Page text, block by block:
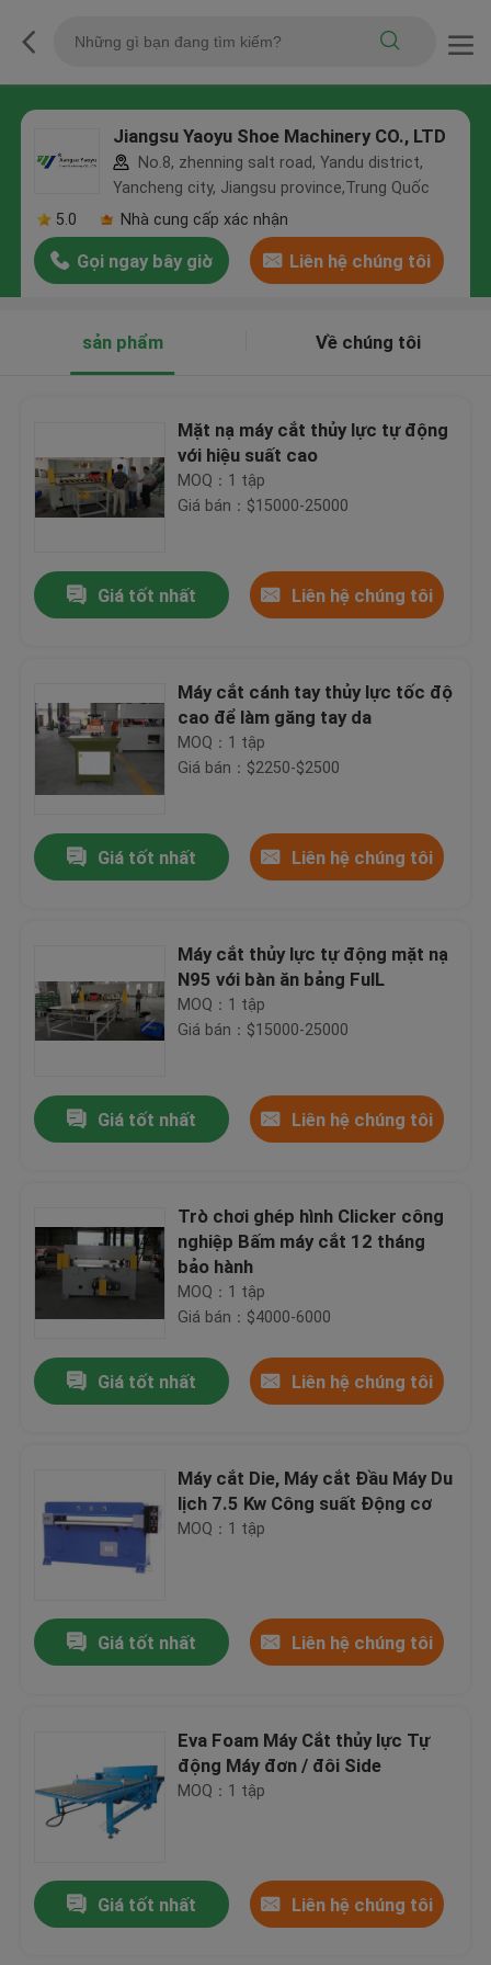
Jiangsu Yaoyu Shoe Machinery CO., LTD
No.8, zhenning salt road, Yandu district,
Yancheng city, Jiangsu province,Trung Quốc
5.0
Nhà cung cấp xác nhận
Gọi ngay bây giờ Liên hệ chúng tôi
sản phẩm Về chúng tôi
Mặt nạ máy cắt thủy lực tự động
với hiệu suất cao
MOQ：1 tập
Giá bán：$15000-25000
Giá tốt nhất Liên hệ chúng tôi
Máy cắt cánh tay thủy lực tốc độ
cao để làm găng tay da
MOQ：1 tập
Giá bán：$2250-$2500
Giá tốt nhất Liên hệ chúng tôi
Máy cắt thủy lực tự động mặt nạ
N95 với bàn ăn bảng FulL
MOQ：1 tập
Giá bán：$15000-25000
Giá tốt nhất Liên hệ chúng tôi
Trò chơi ghép hình Clicker công
nghiệp Bấm máy cắt 12 tháng
bảo hành
MOQ：1 tập
Giá bán：$4000-6000
Giá tốt nhất Liên hệ chúng tôi
Máy cắt Die, Máy cắt Đầu Máy Du
lịch 7.5 Kw Công suất Động cơ
MOQ：1 tập
Giá tốt nhất Liên hệ chúng tôi
Eva Foam Máy Cắt thủy lực Tự
động Máy đơn / đôi Side
MOQ：1 tập
Giá tốt nhất Liên hệ chúng tôi